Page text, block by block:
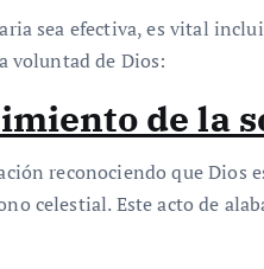
sea efectiva, es vital
voluntad de Dios:
de la
reconociendo que Dios
celestial. Este acto de